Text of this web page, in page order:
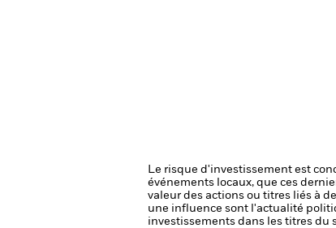
Le risque d'investissement est
événements locaux, que ces
valeur des actions ou titres liés à
une influence sont l'actualité
investissements dans les titres du